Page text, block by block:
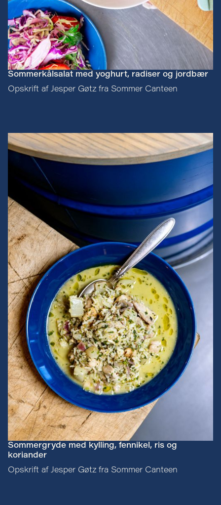
Sommerkålsalat med yoghurt, radiser og jordbær
Opskrift af Jesper Gøtz fra Sommer Canteen
Sommergryde med kylling, fennikel, ris og
koriander
Opskrift af Jesper Gøtz fra Sommer Canteen